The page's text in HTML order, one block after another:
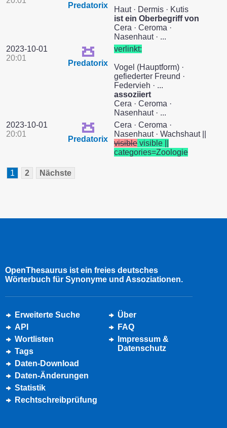
Predatorix
Haut · Dermis · Kutis
ist ein Oberbegriff von
Cera · Ceroma ·
Nasenhaut · ...
2023-10-01
20:01
Predatorix
verlinkt:
Vogel (Hauptform) ·
gefiederter Freund ·
Federvieh · ...
assoziiert
Cera · Ceroma ·
Nasenhaut · ...
2023-10-01
20:01
Predatorix
Cera · Ceroma ·
Nasenhaut · Wachshaut ||
visible visible ||
categories=Zoologie
1 2 Nächste
OpenThesaurus ist ein freies deutsches
Wörterbuch für Synonyme und Assoziationen.
Erweiterte Suche
API
Wortlisten
Tags
Daten-Download
Daten-Änderungen
Statistik
Rechtschreibprüfung
Über
FAQ
Impressum &
Datenschutz